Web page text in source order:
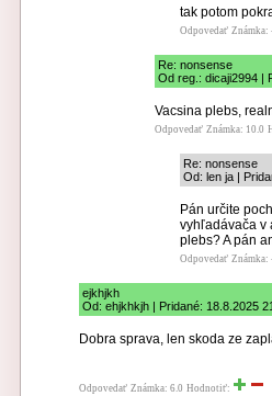
tak potom
Odpovedať Známka:
Re: nonsense
Od reg.: dicaji2994 |
Vacsina plebs,
Odpovedať Známka: 10.0
Re: nonsense
Od: len ja |
Pán určite
vyhľadávača v
plebs? A pán
Odpovedať Známka:
ejkhjkh
Od: ehjkhkjh | Pridané: 18.8.2025
Dobra sprava, len skoda ze
Odpovedať Známka: 6.0 Hodnotiť: